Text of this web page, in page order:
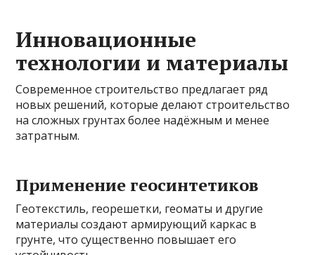
Инновационные
технологии и материалы
Современное строительство предлагает ряд
новых решений, которые делают строительство
на сложных грунтах более надёжным и менее
затратным.
Применение геосинтетиков
Геотекстиль, георешетки, геоматы и другие
материалы создают армирующий каркас в
грунте, что существенно повышает его